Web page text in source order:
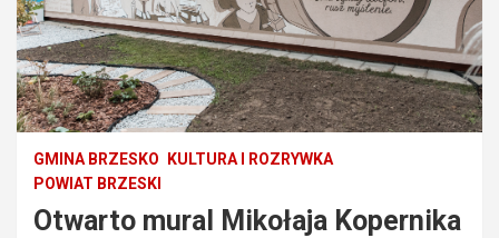
GMINA BRZESKO
KULTURA I ROZRYWKA
POWIAT BRZESKI
Otwarto mural Mikołaja Kopernika